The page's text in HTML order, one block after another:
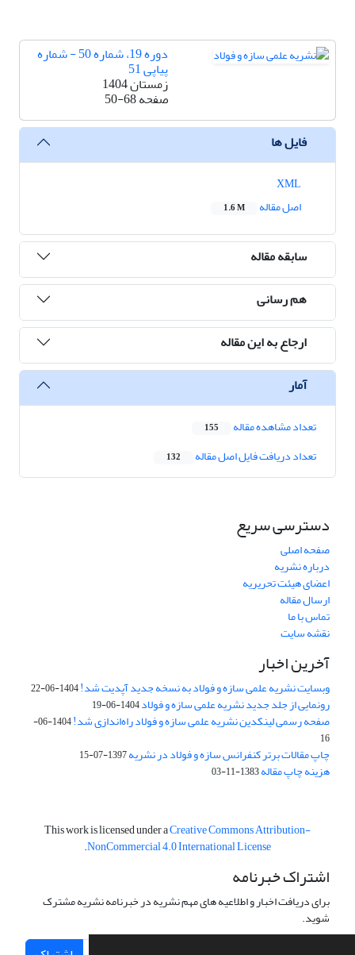
دوره 19، شماره 50 - شماره
پیاپی 51
زمستان 1404
صفحه50-68
فایل ها
اصل مقاله
1.6 M
سابقه مقاله
هم رسانی
ارجاع به این مقاله
آمار
تعداد مشاهده مقاله 155
تعداد دریافت فایل اصل مقاله 132
دسترسی سریع
صفحه اصلی
درباره نشریه
اعضای هیئت تحریریه
ارسال مقاله
تماس با ما
نقشه سایت
آخرین اخبار
وبسایت نشریه علمی سازه و فولاد به نسخه جدید آپدیت شد!1404-06-22
رونمایی از جلد جدید نشریه علمی سازه و فولاد1404-06-19
صفحه رسمی لینکدین نشریه علمی سازه و فولاد راه‌اندازی شد!
1404-06-
16
چاپ مقالات برتر کنفرانس سازه و فولاد در نشریه1397-07-15
هزینه چاپ مقاله1383-11-03
This work is licensed under aCreative Commons Attribution-
NonCommercial 4.0 International License
.
اشتراک خبرنامه
برای دریافت اخبار و اطلاعیه های مهم نشریه در خبرنامه نشریه مشترک
شوید.